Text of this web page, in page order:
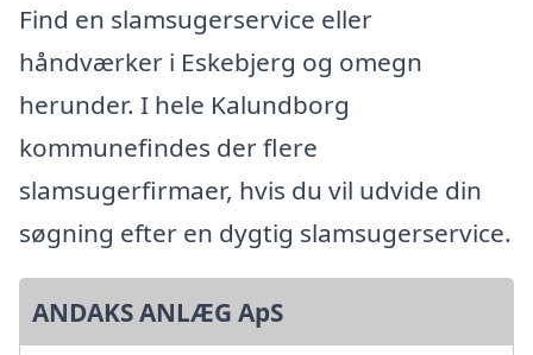
Find en slamsugerservice eller
håndværker i Eskebjerg og omegn
herunder. I hele Kalundborg
kommunefindes der flere
slamsugerfirmaer, hvis du vil udvide din
søgning efter en dygtig slamsugerservice.
ANDAKS ANLÆG ApS